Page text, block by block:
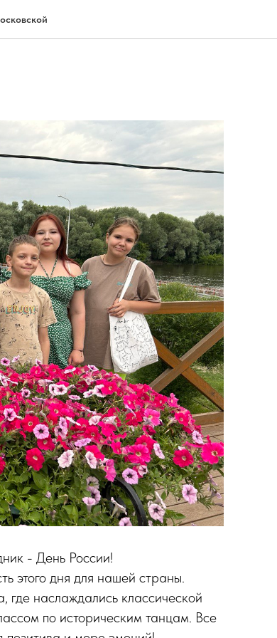
- День России!
этого дня для нашей страны.
где наслаждались классической
по историческим танцам. Все